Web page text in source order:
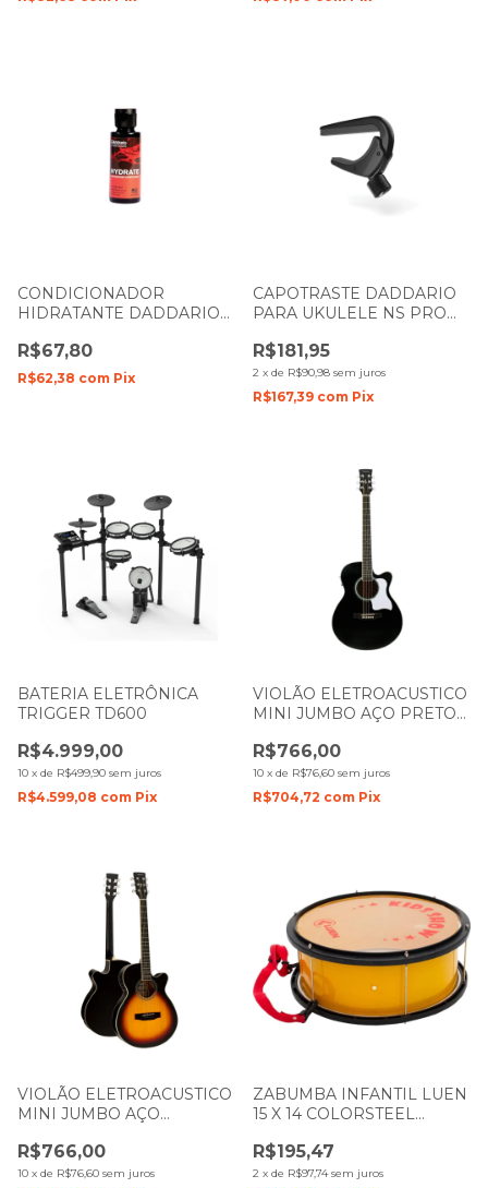
CONDICIONADOR
HIDRATANTE DADDARIO
R$67,80
R$62,38 com Pix
CAPOTRASTE DADDARIO
PARA UKULELE NS PRO
R$181,95
2 x de R$90,98 sem juros
R$167,39 com Pix
BATERIA ELETRÔNICA
TRIGGER TD600
R$4.999,00
10 x de R$499,90 sem juros
R$4.599,08 com Pix
VIOLÃO ELETROACUSTICO
MINI JUMBO AÇO PRETO
VOGGA
R$766,00
10 x de R$76,60 sem juros
R$704,72 com Pix
VIOLÃO ELETROACUSTICO
MINI JUMBO AÇO
450 SM VOGGA
R$766,00
10 x de R$76,60 sem juros
ZABUMBA INFANTIL LUEN
15 X 14 COLORSTEEL
R$195,47
2 x de R$97,74 sem juros